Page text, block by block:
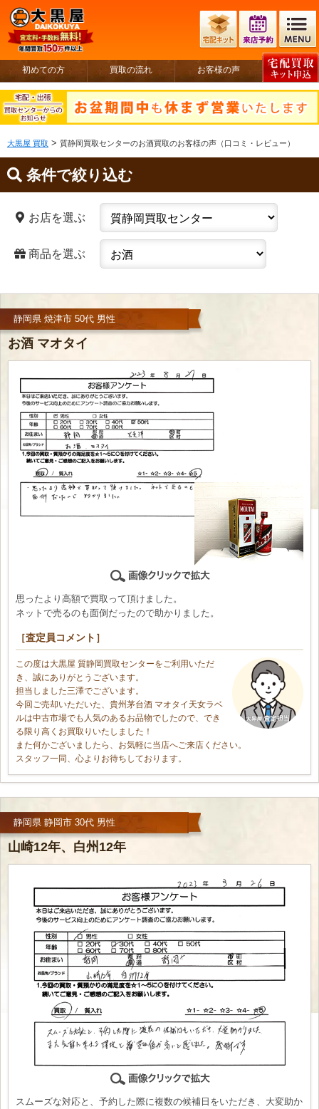
初めての方 買取の流れ お客様の声
大黒屋 買取 > 質静岡買取センターのお酒買取のお客様の声（口コミ・レビュー）
条件で絞り込む
お店を選ぶ
商品を選ぶ
静岡県 焼津市 50代 男性
お酒 マオタイ
思ったより高額で買取って頂けました。
ネットで売るのも面倒だったので助かりました。
［査定員コメント］
この度は大黒屋 質静岡買取センターをご利用いただ
き、誠にありがとうございます。
担当しました三澤でございます。
今回ご売却いただいた、貴州茅台酒 マオタイ天女ラベ
ルは中古市場でも人気のあるお品物でしたので、でき
る限り高くお買取りいたしました！
また何かございましたら、お気軽に当店へご来店ください。
スタッフ一同、心よりお待ちしております。
静岡県 静岡市 30代 男性
山崎12年、白州12年
スムーズな対応と、予約した際に複数の候補日をいただき、大変助か